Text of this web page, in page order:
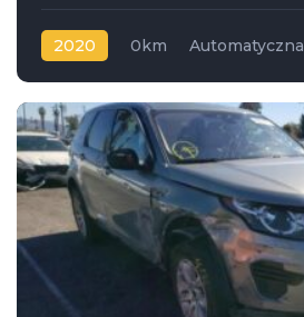
2020 0km Automatyczna